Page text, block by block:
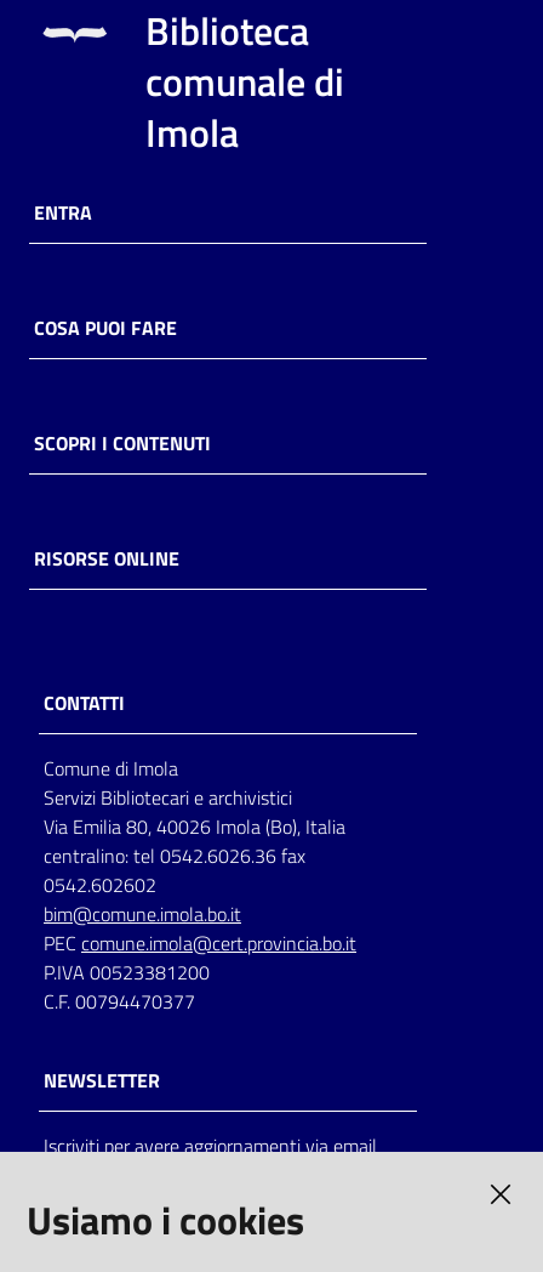
Biblioteca
comunale di
Imola
ENTRA
COSA PUOI FARE
SCOPRI I CONTENUTI
RISORSE ONLINE
CONTATTI
Comune di Imola
Servizi Bibliotecari e archivistici
Via Emilia 80, 40026 Imola (Bo), Italia
centralino: tel 0542.6026.36 fax
0542.602602
bim@comune.imola.bo.it
PEC comune.imola@cert.provincia.bo.it
P.IVA 00523381200
C.F. 00794470377
NEWSLETTER
Iscriviti per avere aggiornamenti via email
Usiamo i cookies